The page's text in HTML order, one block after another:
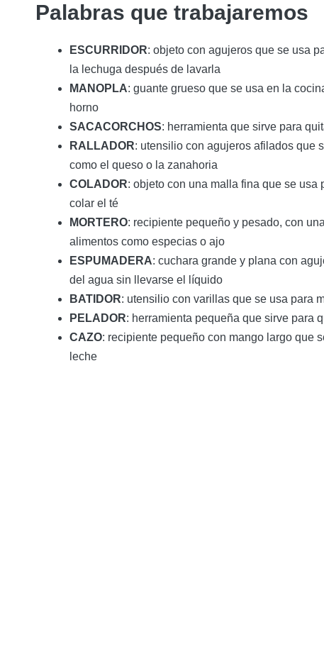
Palabras que trabajaremos
ESCURRIDOR: objeto con agujeros que se usa
la lechuga después de lavarla
MANOPLA: guante grueso que se usa en la
horno
SACACORCHOS: herramienta que sirve para
RALLADOR: utensilio con agujeros afilados que
como el queso o la zanahoria
COLADOR: objeto con una malla fina que se
colar el té
MORTERO: recipiente pequeño y pesado, con
alimentos como especias o ajo
ESPUMADERA: cuchara grande y plana con
del agua sin llevarse el líquido
BATIDOR: utensilio con varillas que se usa para
PELADOR: herramienta pequeña que sirve para
CAZO: recipiente pequeño con mango largo que
leche